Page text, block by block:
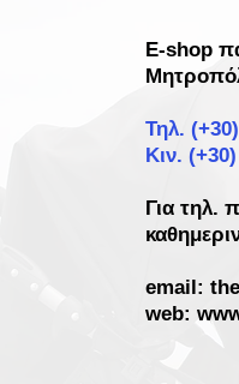
E-shop
Τηλ.
Κιν.
Για τηλ.
email:
web: